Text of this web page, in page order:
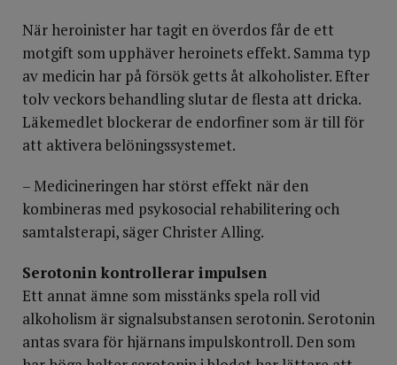
När heroinister har tagit en överdos får de ett
motgift som upphäver heroinets effekt. Samma typ
av medicin har på försök getts åt alkoholister. Efter
tolv veckors behandling slutar de flesta att dricka.
Läkemedlet blockerar de endorfiner som är till för
att aktivera belöningssystemet.
– Medicineringen har störst effekt när den
kombineras med psykosocial rehabilitering och
samtalsterapi, säger Christer Alling.
Serotonin kontrollerar impulsen
Ett annat ämne som misstänks spela roll vid
alkoholism är signalsubstansen serotonin. Serotonin
antas svara för hjärnans impulskontroll. Den som